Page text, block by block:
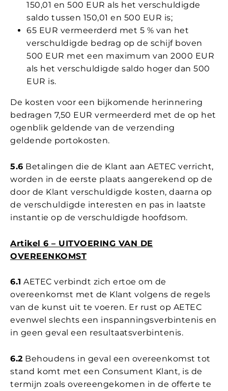
150,01 en 500 EUR als het verschuldigde
saldo tussen 150,01 en 500 EUR is;
65 EUR vermeerderd met 5 % van het
verschuldigde bedrag op de schijf boven
500 EUR met een maximum van 2000 EUR
als het verschuldigde saldo hoger dan 500
EUR is.
De kosten voor een bijkomende herinnering
bedragen 7,50 EUR vermeerderd met de op het
ogenblik geldende van de verzending
geldende portokosten.
5.6 Betalingen die de Klant aan AETEC verricht,
worden in de eerste plaats aangerekend op de
door de Klant verschuldigde kosten, daarna op
de verschuldigde interesten en pas in laatste
instantie op de verschuldigde hoofdsom.
Artikel 6 – UITVOERING VAN DE
OVEREENKOMST
6.1 AETEC verbindt zich ertoe om de
overeenkomst met de Klant volgens de regels
van de kunst uit te voeren. Er rust op AETEC
evenwel slechts een inspanningsverbintenis en
in geen geval een resultaatsverbintenis.
6.2 Behoudens in geval een overeenkomst tot
stand komt met een Consument Klant, is de
termijn zoals overeengekomen in de offerte te